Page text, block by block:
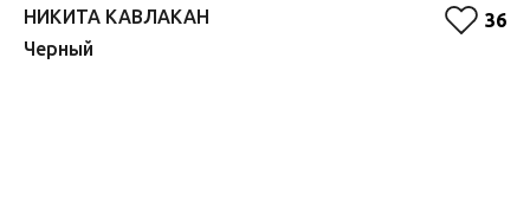
НИКИТА КАВЛАКАН
36
Черный